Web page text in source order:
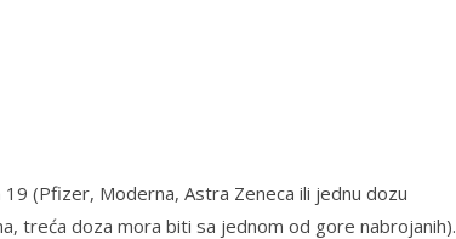
(Pfizer, Moderna, Astra Zeneca ili jednu dozu
treća doza mora biti sa jednom od gore nabrojanih).